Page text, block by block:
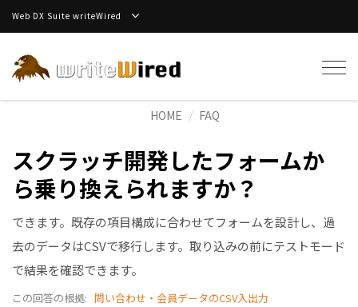
Web DX Suite writeWired
HOME
FAQ
スクラッチ開発したフォームか
ら乗り換えられますか？
できます。既存の項目構成に合わせてフォームを設計し、過
去のデータはCSVで移行します。取り込みの前にテストモード
で結果を確認できます。
この回答の根拠: 問い合わせ・会員データのCSV入出力